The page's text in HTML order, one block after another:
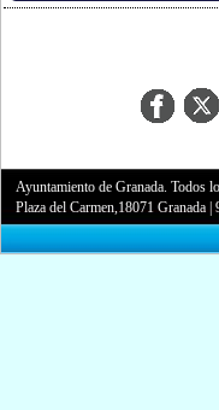
Ayuntamiento de Granada. Todos
Plaza del Carmen,18071 Granada |